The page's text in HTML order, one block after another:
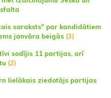
saraksts" par kandidātiem
janvāra beigās (3)
sodījis 11 partijas, arī
(2)
lielākais ziedotājs partijas